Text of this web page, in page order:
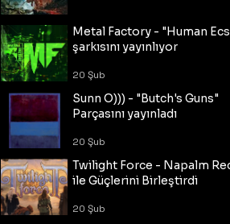
Metal Factory - "Human
şarkısını yayınlıyor
20 Şub
Sunn O))) - "Butch's Guns"
Parçasını yayınladı
20 Şub
Twilight Force - Napalm
ile Güçlerini Birleştirdi
20 Şub